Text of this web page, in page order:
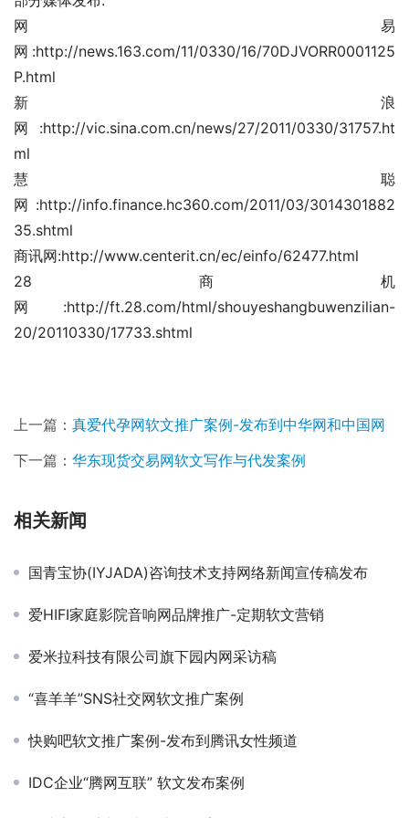
网易
网:http://news.163.com/11/0330/16/70DJVORR0001125
P.html
新浪
网:http://vic.sina.com.cn/news/27/2011/0330/31757.ht
ml
慧聪
网:http://info.finance.hc360.com/2011/03/3014301882
35.shtml
商讯网:http://www.centerit.cn/ec/einfo/62477.html
28商机
网:http://ft.28.com/html/shouyeshangbuwenzilian-
20/20110330/17733.shtml
上一篇： 真爱代孕网软文推广案例-发布到中华网和中国网
下一篇： 华东现货交易网软文写作与代发案例
相关新闻
国青宝协(IYJADA)咨询技术支持网络新闻宣传稿发布
爱HIFI家庭影院音响网品牌推广-定期软文营销
爱米拉科技有限公司旗下园内网采访稿
“喜羊羊”SNS社交网软文推广案例
快购吧软文推广案例-发布到腾讯女性频道
IDC企业“腾网互联” 软文发布案例